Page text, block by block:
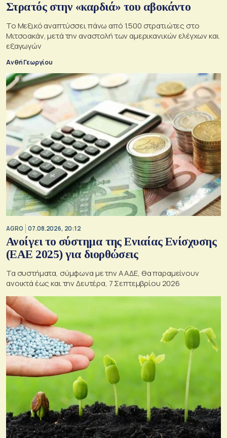
Στρατός στην «καρδιά» του αβοκάντο
Το Μεξικό αναπτύσσει πάνω από 1.500 στρατιώτες στο
Μιτσοακάν, μετά την αναστολή των αμερικανικών ελέγχων και
εξαγωγών
Ανθή Γεωργίου
AGRO 07.08.2026, 20:12
Ανοίγει το σύστημα της Ενιαίας Ενίσχυσης
(ΕΑΕ 2025) για διορθώσεις
Τα συστήματα, σύμφωνα με την ΑΑΔΕ, θα παραμείνουν
ανοικτά έως και την Δευτέρα, 7 Σεπτεμβρίου 2026